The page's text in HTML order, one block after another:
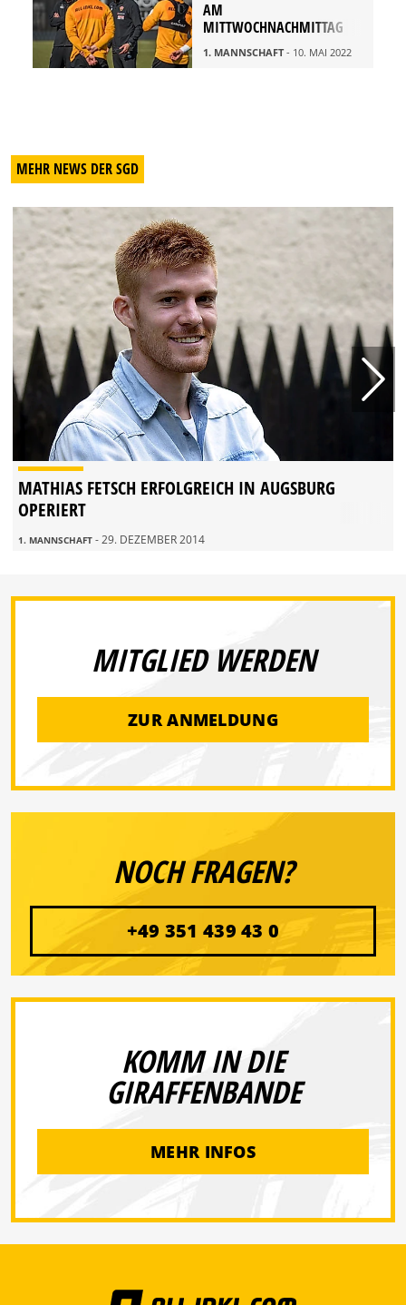
AM
MITTWOCHNACHMITTAG
1. MANNSCHAFT- 10. MAI 2022
MEHR NEWS DER SGD
MATHIAS FETSCH ERFOLGREICH IN AUGSBURG
OPERIERT
1. MANNSCHAFT - 29. DEZEMBER 2014
MITGLIED WERDEN
ZUR ANMELDUNG
NOCH FRAGEN?
+49 351 439 43 0
KOMM IN DIE
GIRAFFENBANDE
MEHR INFOS